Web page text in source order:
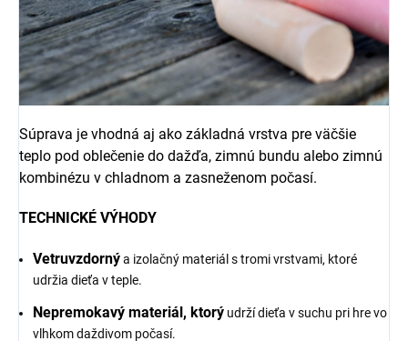
Súprava je vhodná aj ako základná vrstva pre väčšie
teplo pod oblečenie do dažďa, zimnú bundu alebo zimnú
kombinézu v chladnom a zasneženom počasí.
TECHNICKÉ VÝHODY
Vetruvzdornýa izolačný materiál s tromi vrstvami, ktoré
udržia dieťa v teple.
Nepremokavý materiál, ktorý udrží dieťa v suchu pri hre vo
vlhkom daždivom počasí.